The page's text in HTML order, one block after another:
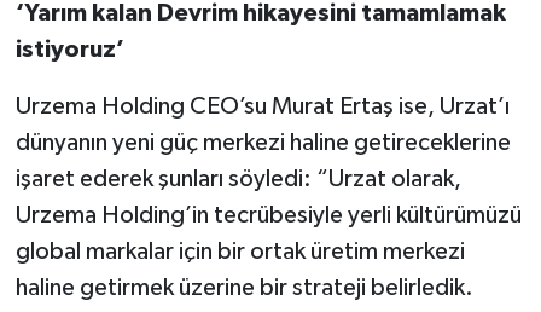
‘Yarım kalan Devrim hikayesini tamamlamak
istiyoruz’
Urzema Holding CEO’su Murat Ertaş ise, Urzat’ı
dünyanın yeni güç merkezi haline getireceklerine
işaret ederek şunları söyledi: “Urzat olarak,
Urzema Holding’in tecrübesiyle yerli kültürümüzü
global markalar için bir ortak üretim merkezi
haline getirmek üzerine bir strateji belirledik.